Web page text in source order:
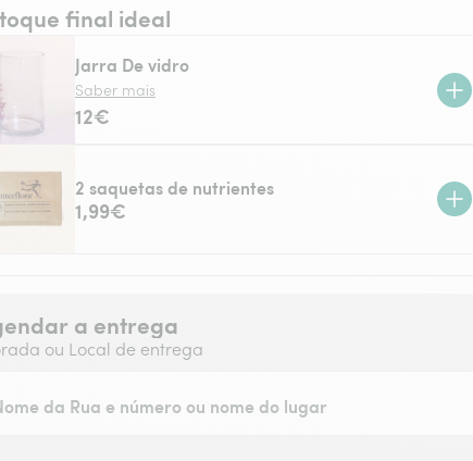
final ideal
Jarra De vidro
Saber mais
12€
2 saquetas de nutrientes
1,99€
a entrega
ou Local de entrega
da Rua e número ou nome do lugar